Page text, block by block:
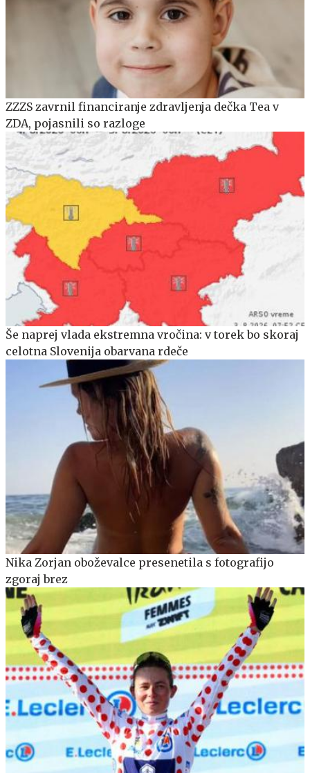
ZZZS zavrnil financiranje zdravljenja dečka Tea v
ZDA, pojasnili so razloge
Še naprej vlada ekstremna vročina: v torek bo skoraj
celotna Slovenija obarvana rdeče
Nika Zorjan oboževalce presenetila s fotografijo
zgoraj brez